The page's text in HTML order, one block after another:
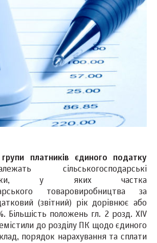
платників єдиного податку
сільськогосподарські
у яких частка
товаровиробництва за
(звітний) рік дорівнює або
Більшість положень гл. 2 розд. ХІV
до розділу ПК щодо єдиного
порядок нарахування та сплати